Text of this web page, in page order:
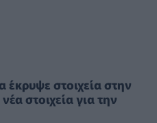
έκρυψε στοιχεία στην
στοιχεία για την